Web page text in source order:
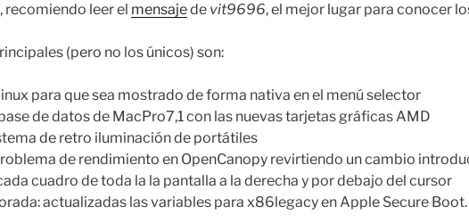
recomiendo leer el mensajede vit9696, el mejor lugar para conocer
(pero no los únicos) son:
para que sea mostrado de forma nativa en el menú selector
de datos de MacPro7,1 con las nuevas tarjetas gráficas AMD
de retro iluminación de portátiles
de rendimiento en OpenCanopy revirtiendo un cambio
cuadro de toda la la pantalla a la derecha y por debajo del cursor
actualizadas las variables para x86legacy en Apple Secure Boot.